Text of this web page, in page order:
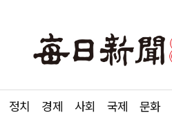
정치 경제 사회 국제 문화